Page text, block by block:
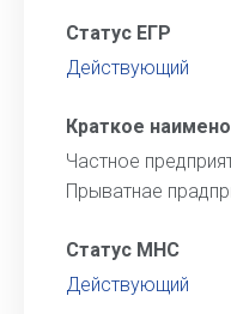
Статус ЕГР
Действующий
Краткое
Частное
Прыватнае
Статус МНС
Действующий